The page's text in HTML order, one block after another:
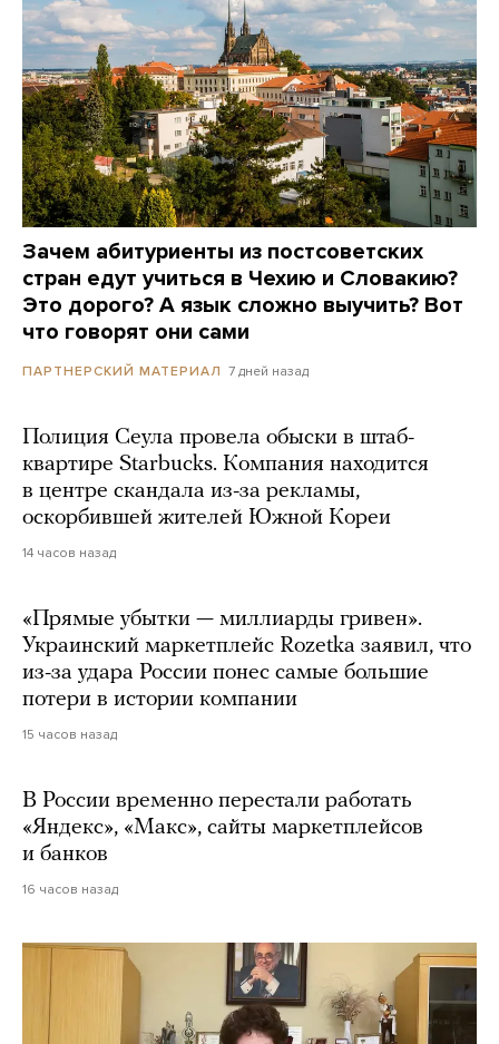
Зачем абитуриенты из постсоветских
стран едут учиться в Чехию и Словакию?
Это дорого? А язык сложно выучить? Вот
что говорят они сами
ПАРТНЕРСКИЙ МАТЕРИАЛ 7 дней назад
Полиция Сеула провела обыски в штаб-
квартире Starbucks. Компания находится
в центре скандала из-за рекламы,
оскорбившей жителей Южной Кореи
14 часов назад
«Прямые убытки — миллиарды гривен».
Украинский маркетплейс Rozetka заявил, что
из-за удара России понес самые большие
потери в истории компании
15 часов назад
В России временно перестали работать
«Яндекс», «Макс», сайты маркетплейсов
и банков
16 часов назад